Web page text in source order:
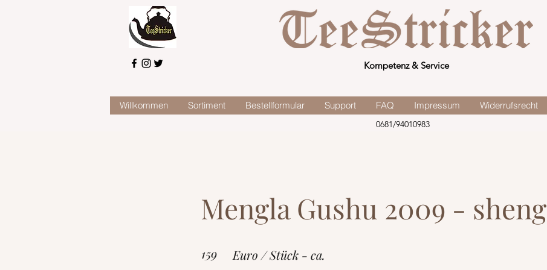
Kompetenz & Service
Willkommen Sortiment Bestellformular Support FAQ Impressum Widerrufsrecht
0681/94010983
Mengla Gushu 2009 - sheng
159
Euro / Stück - ca.